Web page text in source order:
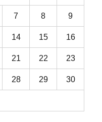
7 8 9
14 15 16
21 22 23
28 29 30